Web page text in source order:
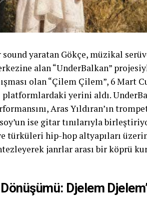
yaratan Gökçe, müzikal
alan “UnderBalkan”
olan “Çilem Çilem”, 6 Mart
yerini aldı.
Aras Yıldıran’ın
ise gitar tınılarıyla
türküleri hip-hop altyapıları
janrlar arası bir köprü
Djelem